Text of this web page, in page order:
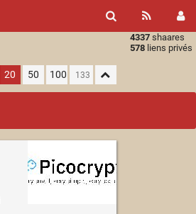
4337 shaares
578 liens privés
20 50 100